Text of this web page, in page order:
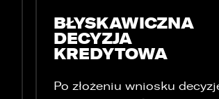
BŁYSKAWICZNA
DECYZJA
KREDYTOWA
Po złożeniu wniosku